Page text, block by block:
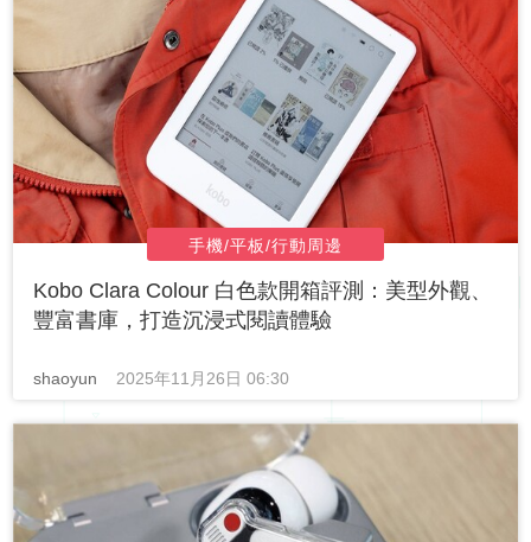
手機/平板/行動周邊
Kobo Clara Colour 白色款開箱評測：美型外觀、
豐富書庫，打造沉浸式閱讀體驗
shaoyun 2025年11月26日 06:30